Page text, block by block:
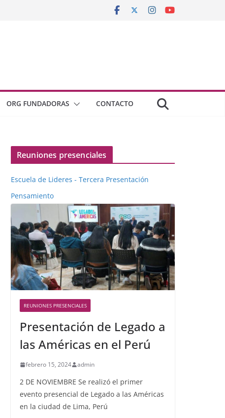
ORG FUNDADORAS CONTACTO
Reuniones presenciales
Escuela de Lideres - Tercera Presentación
Pensamiento
REUNIONES PRESENCIALES
Presentación de Legado a
las Américas en el Perú
febrero 15, 2024 admin
2 DE NOVIEMBRE Se realizó el primer
evento presencial de Legado a las Américas
en la ciudad de Lima, Perú